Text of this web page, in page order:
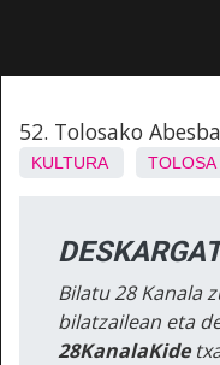
52. Tolosako
KULTURA TOLOSA
Bilatu 28 Kanala
bilatzailean eta
28KanalaKide